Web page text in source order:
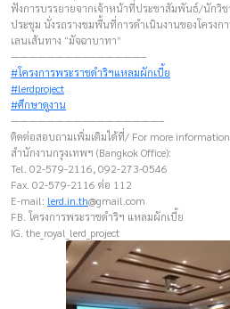
ฟังการบรรยายจากเจ้าหน้าที่ประชาสัมพันธ์/นักวิ
ประชุม นั่งรถรางชมพื้นที่การดำเนินงานของโครงก
เลนเส้นทาง “มัจฉาบาทา”
————————–——————–
#โครงการพระราชดำริฯแหลมผักเบี้ย
#lerdproject
#ศึกษาดูงาน
————————–————————–
ติดต่อสอบถามเพิ่มเติมได้ที่/ For more information
สำนักงานกรุงเทพฯ (Bangkok Office):
Tel. 02-579-2116, 092-273-0546
Fax. 02-579-2116 ต่อ 112
E-mail: lerd.in.th@gmail.com
FB. โครงการพระราชดำริฯ แหลมผักเบี้ย
IG. the_royal_lerd_project